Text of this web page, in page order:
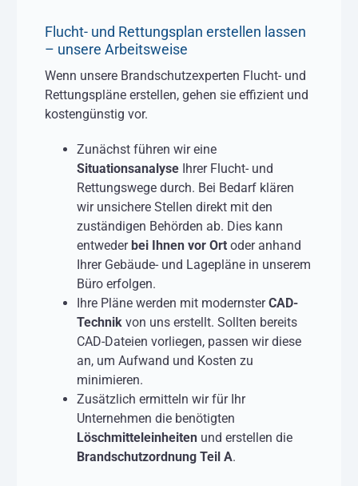
Flucht- und Rettungsplan erstellen lassen
– unsere Arbeitsweise
Wenn unsere Brandschutzexperten Flucht- und
Rettungspläne erstellen, gehen sie effizient und
kostengünstig vor.
Zunächst führen wir eine
SituationsanalyseIhrer Flucht- und
Rettungswege durch. Bei Bedarf klären
wir unsichere Stellen direkt mit den
zuständigen Behörden ab. Dies kann
entwederbei Ihnen vor Ortoder anhand
Ihrer Gebäude- und Lagepläne in unserem
Büro erfolgen.
Ihre Pläne werden mit modernsterCAD-
Technikvon uns erstellt. Sollten bereits
CAD-Dateien vorliegen, passen wir diese
an, um Aufwand und Kosten zu
minimieren.
Zusätzlich ermitteln wir für Ihr
Unternehmen die benötigten
Löschmitteleinheitenund erstellen die
Brandschutzordnung Teil A.